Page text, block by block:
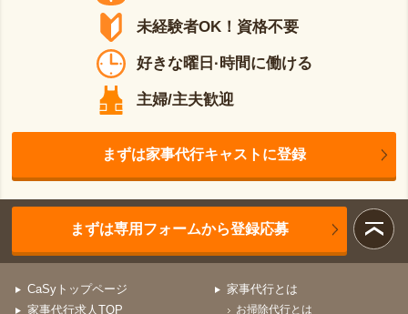
未経験者OK！資格不要
好きな曜日·時間に働ける
主婦/主夫歓迎
まずは家事代行キャストに登録
まずは専用フォームから登録応募
CaSyトップページ
家事代行求人TOP
家事代行とは
お掃除代行とは